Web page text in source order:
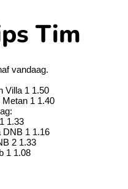
Tim
vandaag.
Villa 1 1.50
1 1.40
1.33
DNB 1 1.16
2 1.33
1 1.08